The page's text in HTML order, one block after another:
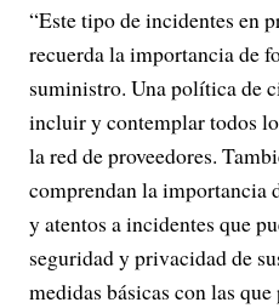
“Este tipo de incidentes en
recuerda la importancia de
suministro. Una política de
incluir y contemplar todos
la red de proveedores.
comprendan la importancia
y atentos a incidentes que
seguridad y privacidad de
medidas básicas con las